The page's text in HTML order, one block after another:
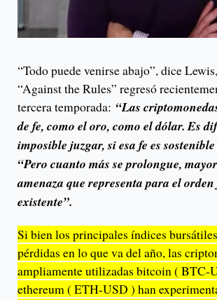
“Todo puede venirse abajo”, dice
“Against the Rules” regresó
tercera temporada: “Las
de fe, como el oro, como el dólar. Es
imposible juzgar, si esa fe es
“Pero cuanto más se prolongue,
amenaza que representa para el
existente”.
Si bien los principales índices
pérdidas en lo que va del año, las
ampliamente utilizadas bitcoin ( BTC-
ethereum ( ETH-USD ) han